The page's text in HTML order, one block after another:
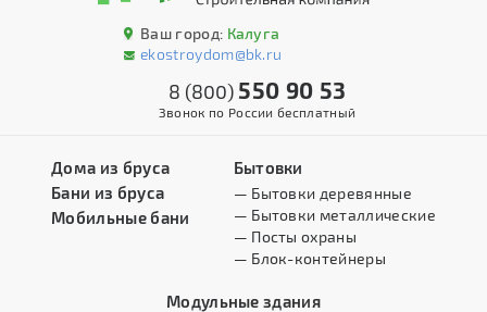
Ваш город: Калуга
ekostroydom@bk.ru
8 (800) 550 90 53
Звонок по России бесплатный
Дома из бруса
Бани из бруса
Мобильные бани
Бытовки
— Бытовки деревянные
— Бытовки металлические
— Посты охраны
— Блок-контейнеры
Модульные здания